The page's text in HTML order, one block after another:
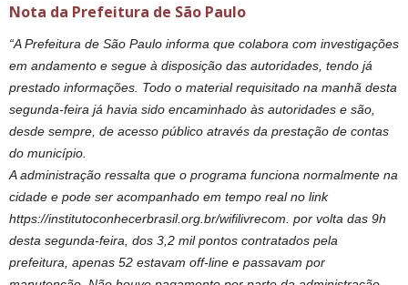
Nota da Prefeitura de São Paulo
“A Prefeitura de São Paulo informa que colabora com investigações
em andamento e segue à disposição das autoridades, tendo já
prestado informações. Todo o material requisitado na manhã desta
segunda-feira já havia sido encaminhado às autoridades e são,
desde sempre, de acesso público através da prestação de contas
do município.
A administração ressalta que o programa funciona normalmente na
cidade e pode ser acompanhado em tempo real no link
https://institutoconhecerbrasil.org.br/wifilivrecom. por volta das 9h
desta segunda-feira, dos 3,2 mil pontos contratados pela
prefeitura, apenas 52 estavam off-line e passavam por